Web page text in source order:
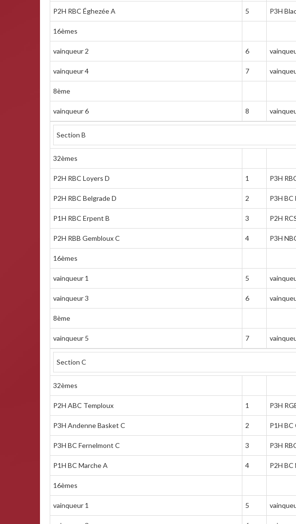
P2H RBC Éghezée A 5 P3H
16èmes
vainqueur 2 6
vainqueur 4 7
8ème
vainqueur 6 8
Section B
32èmes
P2H RBC Loyers D 1 P3H
P2H RBC Belgrade D 2 P3H BC
P1H RBC Erpent B 3 P2H
P2H RBB Gembloux C 4 P3H
16èmes
vainqueur 1 5
vainqueur 3 6
8ème
vainqueur 5 7
Section C
32èmes
P2H ABC Temploux 1 P3H
P3H Andenne Basket C 2 P1H BC
P3H BC Fernelmont C 3 P3H
P1H BC Marche A 4 P2H BC
16èmes
vainqueur 1 5